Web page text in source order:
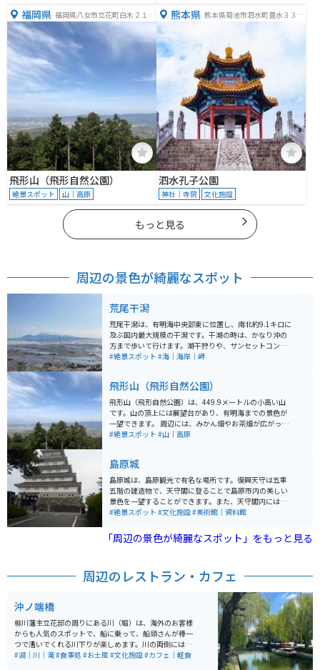
福岡県 福岡県八女市立花町白木２１７
飛形山（飛形自然公園）
絶景スポット 山｜高原
熊本県 熊本県菊池市泗水町豊水３３８
泗水孔子公園
神社｜寺院 文化施設
もっと見る
周辺の景色が綺麗なスポット
荒尾干潟
荒尾干潟は、有明海中央部東に位置し、南北約9.1キロに
及ぶ国内最大規模の干潟です。干潮の時は、かなり沖の
方まで歩いて行けます。潮干狩りや、サンセットコンサ
ート等のイベントも行われています。遠くに島原半島を
#絶景スポット #海｜海岸｜岬
飛形山（飛形自然公園）
飛形山（飛形自然公園）は、449.9メートルの小高い山
です。山の頂上には展望台があり、有明海までの景色が
一望できます。 周辺には、みかん畑やお茶畑が広がって
おり、さらにその奥に八女市や久留米市の市街地が広が
われている場所なので、時折賑わいを見せています。 周
辺に飲食店がほとんどないので、飲み物や軽食を持参し
ていくのがおすすめです。のどかな景色を一望しながら
休憩することができます。
#絶景スポット #山｜高原
島原城
島原城は、島原観光で有名な場所です。復興天守は五重
五階の建造物で、天守閣に登ることで島原市内の美しい
景色を一望することができます。また、天守閣内にはキ
リシタン史料館、観光復興記念館、西望記念館があり、
どが展示されています。入口前には、武者姿をした武将
隊が案内することもあります。
#絶景スポット #文化施設#美術館｜資料館
「周辺の景色が綺麗なスポット」をもっと見る
周辺のレストラン・カフェ
沖ノ端橋
柳川藩主立花邸の周りにある川（堀）は、海外のお客様
からも人気のスポットで、船に乗って、船頭さんが棒一
つで漕いでくれる川下りが楽しめます。川の両側には柳
の木がズラッと立ち並んでおり、風に揺れる柳と川下り
#湖｜川｜滝#食事処 #お土産#文化施設#カフェ｜軽食